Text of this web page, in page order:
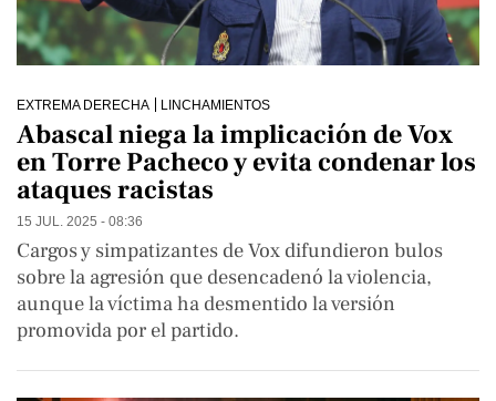
EXTREMA DERECHA LINCHAMIENTOS
Abascal niega la implicación de Vox
en Torre Pacheco y evita condenar los
ataques racistas
15 JUL. 2025 - 08:36
Cargos y simpatizantes de Vox difundieron bulos
sobre la agresión que desencadenó la violencia,
aunque la víctima ha desmentido la versión
promovida por el partido.